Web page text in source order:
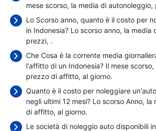
mese scorso, la media di autonoleggio,
Lo Scorso anno, quanto è il costo per
in Indonesia? Lo scorso anno, la media
prezzi, .
Che Cosa è la corrente media
l'affitto di un Indonesia? Il mese
prezzo di affitto, al giorno.
Quanto è il costo per noleggiare
negli ultimi 12 mesi? Lo scorso Anno,
di affitto, al giorno.
Le società di noleggio auto disponibili